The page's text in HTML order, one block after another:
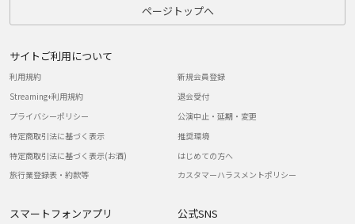
ページトップへ
サイトご利用について
利用規約
Streaming+利用規約
プライバシーポリシー
特定商取引法に基づく表示
特定商取引法に基づく表示(お酒)
旅行業登録表・約款等
新規会員登録
退会受付
公演中止・延期・変更
推奨環境
はじめての方へ
カスタマーハラスメントポリシー
スマートフォンアプリ 公式SNS